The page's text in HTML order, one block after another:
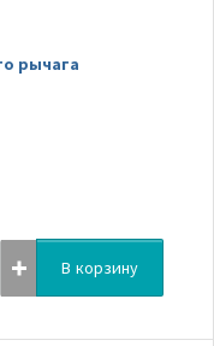
рычага
В корзину